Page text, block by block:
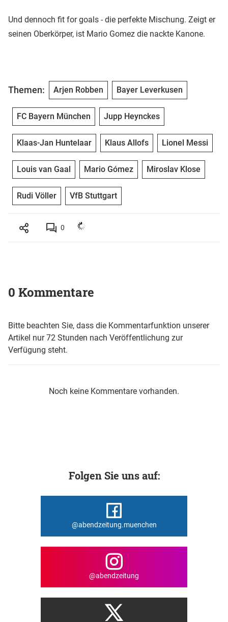
Und dennoch fit for goals - die perfekte Mischung. Zeigt er
seinen Oberkörper, ist Mario Gomez die nackte Kanone.
Themen: Arjen Robben Bayer Leverkusen
FC Bayern München Jupp Heynckes
Klaas-Jan Huntelaar Klaus Allofs Lionel Messi
Louis van Gaal Mario Gómez Miroslav Klose
Rudi Völler VfB Stuttgart
0
0 Kommentare
Bitte beachten Sie, dass die Kommentarfunktion unserer
Artikel nur 72 Stunden nach Veröffentlichung zur
Verfügung steht.
Noch keine Kommentare vorhanden.
Folgen Sie uns auf:
@abendzeitung.muenchen
@abendzeitung